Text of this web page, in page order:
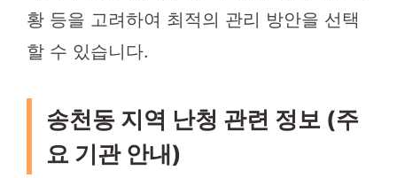
황 등을 고려하여 최적의 관리 방안을 선택
할 수 있습니다.
송천동 지역 난청 관련 정보 (주
요 기관 안내)